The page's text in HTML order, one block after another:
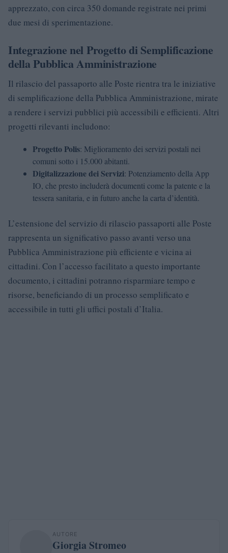
apprezzato, con circa 350 domande registrate nei primi
due mesi di sperimentazione.
Integrazione nel Progetto di Semplificazione
della Pubblica Amministrazione
Il rilascio del passaporto alle Poste rientra tra le iniziative
di semplificazione della Pubblica Amministrazione, mirate
a rendere i servizi pubblici più accessibili e efficienti. Altri
progetti rilevanti includono:
Progetto Polis: Miglioramento dei servizi postali nei
comuni sotto i 15.000 abitanti.
Digitalizzazione dei Servizi: Potenziamento della App
IO, che presto includerà documenti come la patente e la
tessera sanitaria, e in futuro anche la carta d’identità.
L’estensione del servizio di rilascio passaporti alle Poste
rappresenta un significativo passo avanti verso una
Pubblica Amministrazione più efficiente e vicina ai
cittadini. Con l’accesso facilitato a questo importante
documento, i cittadini potranno risparmiare tempo e
risorse, beneficiando di un processo semplificato e
accessibile in tutti gli uffici postali d’Italia.
AUTORE
Giorgia Stromeo